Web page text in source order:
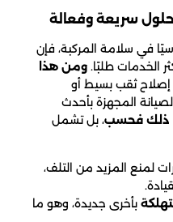
في سلامة المركبة، فإن
الخدمات طلبًا. ومن هذا
إصلاح ثقب بسيط أو
المجهزة بأحدث
ذلك فحسب، بل تشمل
لمنع المزيد من التلف،
بأخرى جديدة، وهو ما